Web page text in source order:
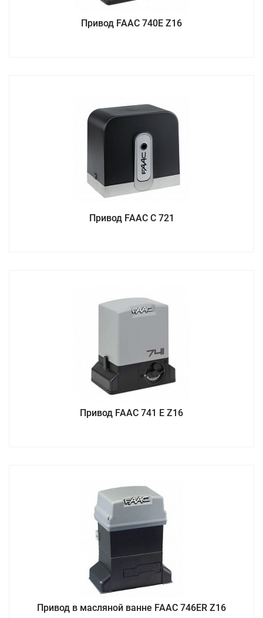
Привод FAAC 740E Z16
Привод FAAC C 721
Привод FAAC 741 E Z16
Привод в масляной ванне FAAC 746ER Z16